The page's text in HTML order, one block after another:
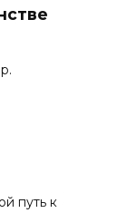
путь к